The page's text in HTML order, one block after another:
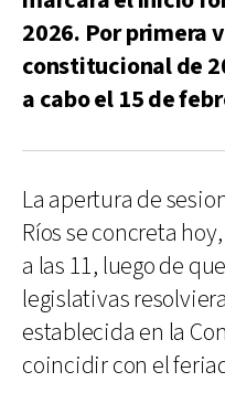
2026. Por primera
constitucional de
a cabo el 15 de
La apertura de
Ríos se concreta
a las 11, luego de
legislativas
establecida en la
coincidir con el